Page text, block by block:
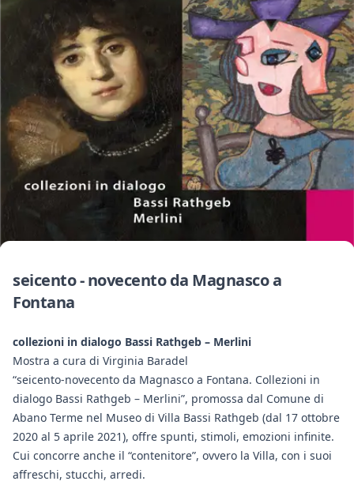
seicento - novecento da Magnasco a
Fontana
collezioni in dialogo Bassi Rathgeb – Merlini
Mostra a cura di Virginia Baradel
“seicento-novecento da Magnasco a Fontana. Collezioni in
dialogo Bassi Rathgeb – Merlini”, promossa dal Comune di
Abano Terme nel Museo di Villa Bassi Rathgeb (dal 17 ottobre
2020 al 5 aprile 2021), offre spunti, stimoli, emozioni infinite.
Cui concorre anche il “contenitore”, ovvero la Villa, con i suoi
affreschi, stucchi, arredi.